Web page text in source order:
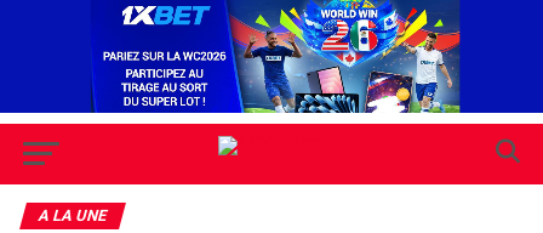
A LA UNE